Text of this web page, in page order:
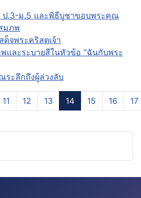
ป.3-ม.5 และพิธีบูชาขอบพระคุณ
มภพ
ด็จพระคริสตเจ้า
และระบายสีในหัวข้อ “ฉันกับพระ
ะลึกถึงผู้ล่วงลับ
หน้า 14 จาก 19
11 12 13 14 15 16 17